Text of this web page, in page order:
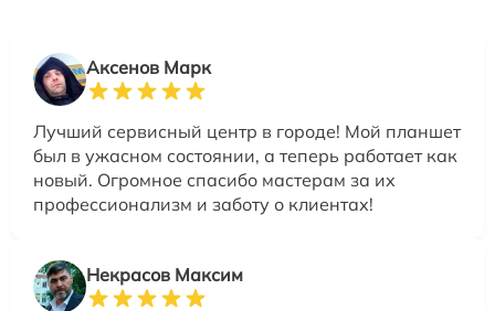
Аксенов Марк
Лучший сервисный центр в городе! Мой планшет
был в ужасном состоянии, а теперь работает как
новый. Огромное спасибо мастерам за их
профессионализм и заботу о клиентах!
Некрасов Максим